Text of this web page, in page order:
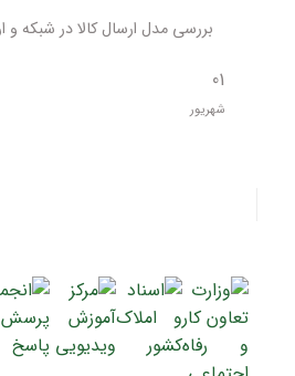
بررسی مدل ارسال کالا در شبکه و
01
شهریور